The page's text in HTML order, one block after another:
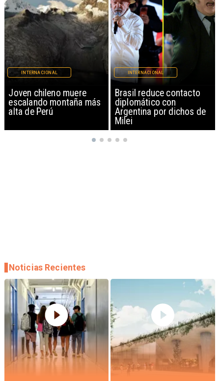
Brasil reduce contacto
diplomático con
Argentina por dichos de
INTERNACIONAL
China restringe
exportación de drones a
EEUU y sanciona
empresas
INTERNACIONAL
Noticias Recientes